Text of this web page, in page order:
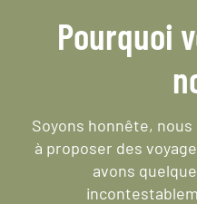
Pourquoi
Soyons honnête,
à proposer des
avons